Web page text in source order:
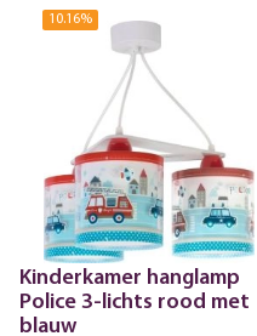
10.16%
Kinderkamer hanglamp
Police 3-lichts rood met
blauw